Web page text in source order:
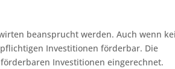
beansprucht werden. Auch wenn
Investitionen förderbar. Die
Investitionen eingerechnet.